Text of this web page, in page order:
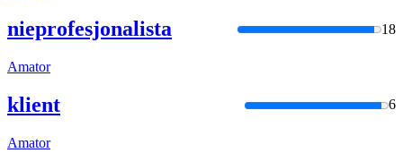
nieprofesjonalista 18
Amator
klient 6
Amator